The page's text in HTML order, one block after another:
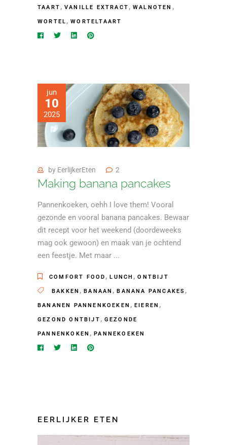
TAART , VANILLE EXTRACT , WALNOTEN ,
WORTEL ,WORTELTAART
jun
10
2025
by EerlijkerEten 2
Making banana pancakes
Pannenkoeken, oehh I love them! Vooral
gezonde en vooral banana pancakes. Bewaar
dit recept voor het weekend (doordeweeks
mag ook gewoon) en maak van je ochtend
een feestje. Met maar
COMFORT FOOD ,LUNCH ,ONTBIJT
BAKKEN ,BANAAN ,BANANA PANCAKES ,
BANANEN PANNENKOEKEN , EIEREN ,
GEZOND ONTBIJT , GEZONDE
PANNENKOKEN ,PANNEKOEKEN
EERLIJKER ETEN